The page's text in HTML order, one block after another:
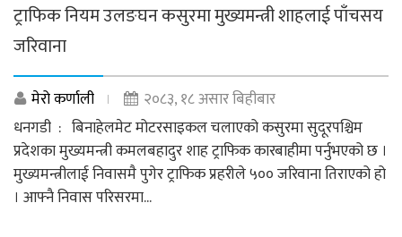
ट्राफिक नियम उलङघन कसुरमा मुख्यमन्त्री शाहलाई पाँचसय
जरिवाना
मेरो कर्णाली
२०८३, १८ असार बिहीबार
धनगडी : बिनाहेलमेट मोटरसाइकल चलाएको कसुरमा सुदूरपश्चिम
प्रदेशका मुख्यमन्त्री कमलबहादुर शाह ट्राफिक कारबाहीमा पर्नुभएको छ ।
मुख्यमन्त्रीलाई निवासमै पुगेर ट्राफिक प्रहरीले ५०० जरिवाना तिराएको हो
। आफ्नै निवास परिसरमा...